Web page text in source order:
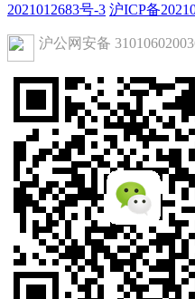
2021012683号-3 沪ICP备
沪公网安备